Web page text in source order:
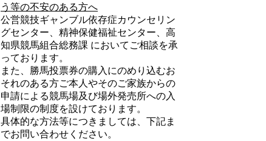
う等の不安のある方へ
公営競技ギャンブル依存症カウンセリン
グセンター、精神保健福祉センター、高
知県競馬組合総務課 においてご相談を承
っております。
また、勝馬投票券の購入にのめり込むお
それのある方ご本人やそのご家族からの
申請による競馬場及び場外発売所への入
場制限の制度を設けております。
具体的な方法等につきましては、下記ま
でお問い合わせください。